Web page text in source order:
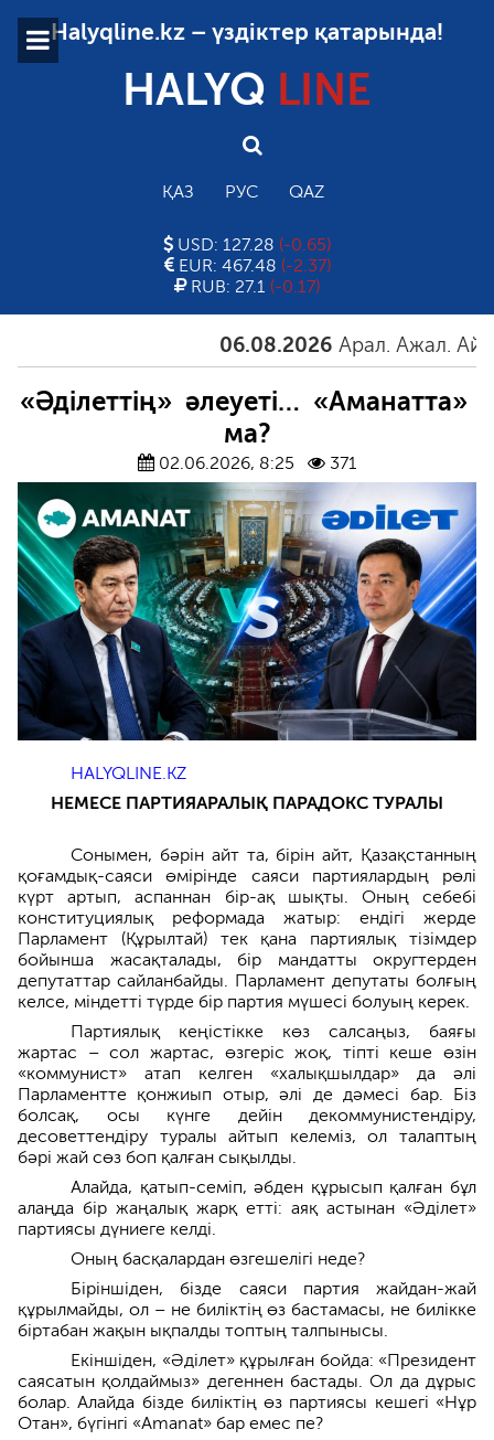
Halyqline.kz – үздіктер қатарында!
HALYQ LINE
ҚАЗ РУС QAZ
USD: 127.28 (-0.65)
EUR: 467.48 (-2.37)
RUB: 27.1 (-0.17)
06.08.2026 Арал. Ажал. Айғақ
«Әділеттің» әлеуеті… «Аманатта»
ма?
02.06.2026, 8:25 371
HALYQLINE.KZ
НЕМЕСЕ ПАРТИЯАРАЛЫҚ ПАРАДОКС ТУРАЛЫ
Сонымен, бәрін айт та, бірін айт, Қазақстанның
қоғамдық-саяси өмірінде саяси партиялардың рөлі
күрт артып, аспаннан бір-ақ шықты. Оның себебі
конституциялық реформада жатыр: ендігі жерде
Парламент (Құрылтай) тек қана партиялық тізімдер
бойынша жасақталады, бір мандатты округтерден
депутаттар сайланбайды. Парламент депутаты болғың
келсе, міндетті түрде бір партия мүшесі болуың керек.
Партиялық кеңістікке көз салсаңыз, баяғы
жартас – сол жартас, өзгеріс жоқ, тіпті кеше өзін
«коммунист» атап келген «халықшылдар» да әлі
Парламентте қонжиып отыр, әлі де дәмесі бар. Біз
болсақ, осы күнге дейін декоммунистендіру,
десоветтендіру туралы айтып келеміз, ол талаптың
бәрі жай сөз боп қалған сықылды.
Алайда, қатып-семіп, әбден құрысып қалған бұл
алаңда бір жаңалық жарқ етті: аяқ астынан «Әділет»
партиясы дүниеге келді.
Оның басқалардан өзгешелігі неде?
Біріншіден, бізде саяси партия жайдан-жай
құрылмайды, ол – не биліктің өз бастамасы, не билікке
біртабан жақын ықпалды топтың талпынысы.
Екіншіден, «Әділет» құрылған бойда: «Президент
саясатын қолдаймыз» дегеннен бастады. Ол да дұрыс
болар. Алайда бізде биліктің өз партиясы кешегі «Нұр
Отан», бүгінгі «Аmanat» бар емес пе?